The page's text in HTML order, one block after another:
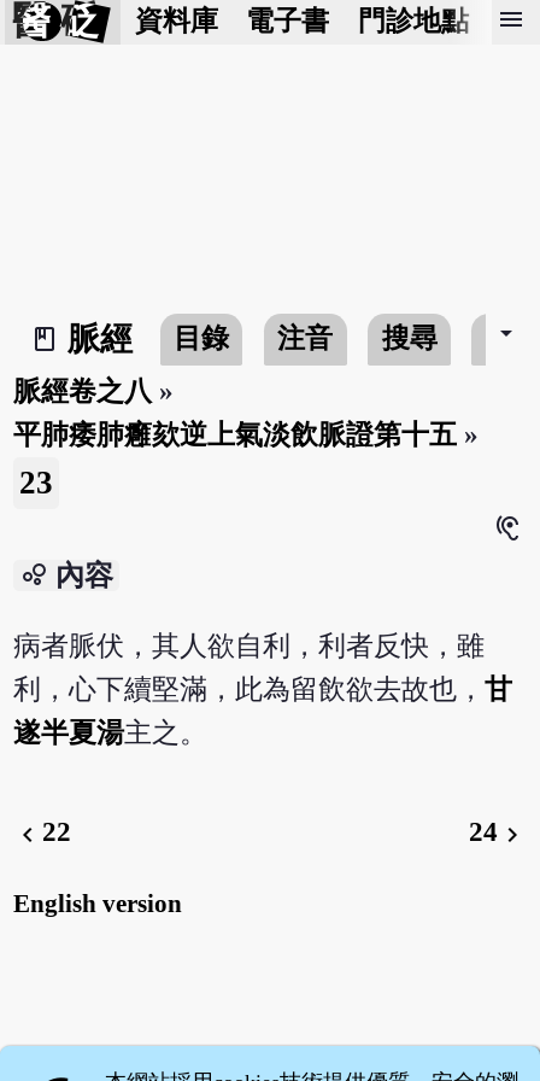
醫 砭 資料庫 電子書 門診地點 預
menu
book_2
脈經 目錄 注音 搜尋 書介
arrow_drop_down
脈經卷之八 »
平肺痿肺癰欬逆上氣淡飲脈證第十五 »
23
hearing
bubble_chart 內容
病者脈伏，其人欲自利，利者反快，雖
利，心下續堅滿，此為留飲欲去故也，甘
遂半夏湯主之。
chevron_left 22 24 chevron_right
English version